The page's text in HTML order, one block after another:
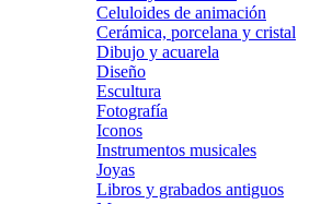
Celuloides de animación
Cerámica, porcelana y cristal
Dibujo y acuarela
Diseño
Escultura
Fotografía
Iconos
Instrumentos musicales
Joyas
Libros y grabados antiguos